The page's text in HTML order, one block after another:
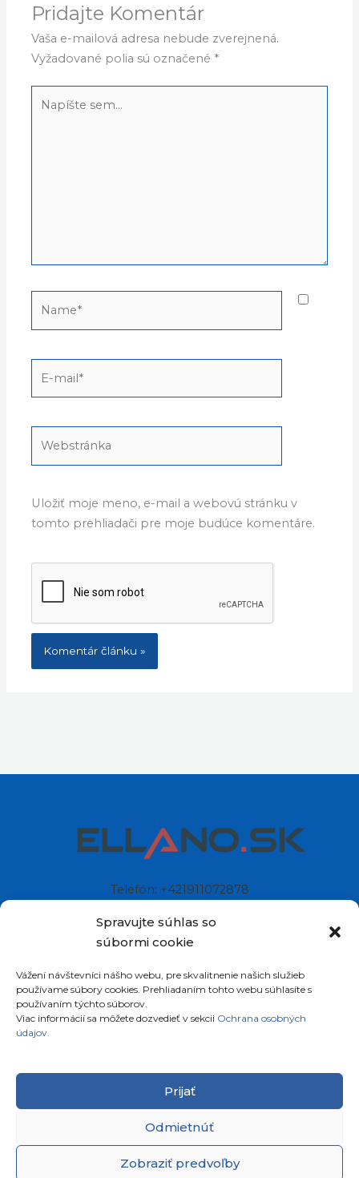
Spravujte súhlas so
súbormi cookie
Vážení návštevníci nášho webu, pre skvalitnenie našich služieb
používame súbory cookies. Prehliadaním tohto webu súhlasíte s
používaním týchto súborov.
Viac informácií sa môžete dozvedieť v sekcii Ochrana osobných
údajov.
Prijať
Odmietnúť
Zobraziť predvoľby
Pridajte Komentár
Vaša e-mailová adresa nebude zverejnená.
Vyžadované polia sú označené *
sem...
Uložiť moje meno, e-mail a webovú stránku v
tomto prehliadači pre moje budúce komentáre.
Telefón: +421911072878
Sídlo: Štiavnička 211/49
Slovenská republika
Copyright © 2026satelity.ellano.skAll rights
reserved.